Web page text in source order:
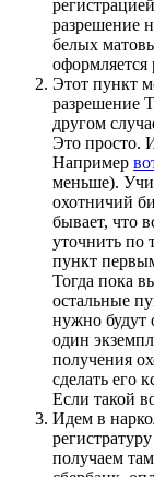
разрешение
белых
Этот пункт
разрешение
другом
Это просто.
Например
меньше).
охотничий
бывает, что
уточнить по
пункт
Тогда пока
остальные
нужно будут
один
получения
сделать его
Если такой
Идем в
получаем